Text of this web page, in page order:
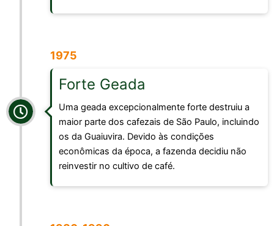
1975
Forte Geada
Uma geada excepcionalmente forte destruiu a
maior parte dos cafezais de São Paulo, incluindo
os da Guaiuvira. Devido às condições
econômicas da época, a fazenda decidiu não
reinvestir no cultivo de café.